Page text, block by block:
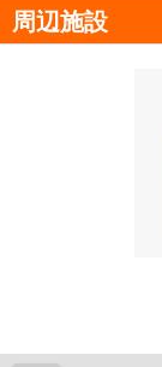
周辺施設